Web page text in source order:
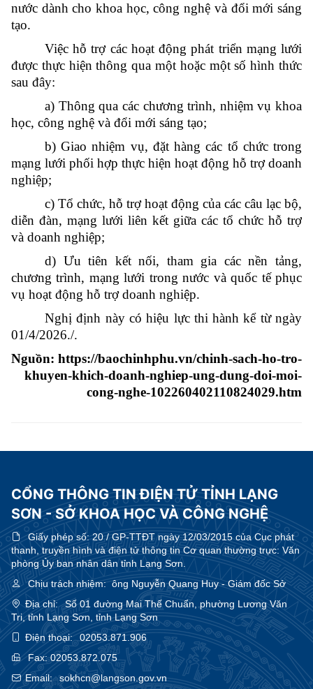
nước dành cho khoa học, công nghệ và đổi mới sáng
tạo.
Việc hỗ trợ các hoạt động phát triển mạng lưới
được thực hiện thông qua một hoặc một số hình thức
sau đây:
a) Thông qua các chương trình, nhiệm vụ khoa
học, công nghệ và đổi mới sáng tạo;
b) Giao nhiệm vụ, đặt hàng các tổ chức trong
mạng lưới phối hợp thực hiện hoạt động hỗ trợ doanh
nghiệp;
c) Tổ chức, hỗ trợ hoạt động của các câu lạc bộ,
diễn đàn, mạng lưới liên kết giữa các tổ chức hỗ trợ
và doanh nghiệp;
d) Ưu tiên kết nối, tham gia các nền tảng,
chương trình, mạng lưới trong nước và quốc tế phục
vụ hoạt động hỗ trợ doanh nghiệp.
Nghị định này có hiệu lực thi hành kể từ ngày
01/4/2026./.
Nguồn: https://baochinhphu.vn/chinh-sach-ho-tro-
khuyen-khich-doanh-nghiep-ung-dung-doi-moi-
cong-nghe-102260402110824029.htm
CỔNG THÔNG TIN ĐIỆN TỬ TỈNH LẠNG
SƠN - SỞ KHOA HỌC VÀ CÔNG NGHỆ
Giấy phép số:20 / GP-TTĐT ngày 12/03/2015 của Cục phát
thanh, truyền hình và điện tử thông tin Cơ quan thường trực: Văn
phòng Ủy ban nhân dân tỉnh Lạng Sơn.
Chịu trách nhiệm:ông Nguyễn Quang Huy - Giám đốc Sở
Địa chỉ:
Số 01 đường Mai Thế Chuẩn, phường Lương Văn
Tri, tỉnh Lạng Sơn, tỉnh Lạng Sơn
Điện thoại:
02053.871.906
Fax:02053.872.075
Email:
sokhcn@langson.gov.vn